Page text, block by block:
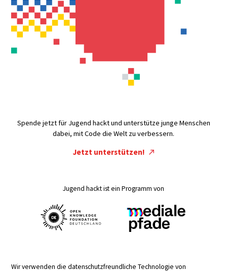
Spende jetzt für Jugend hackt und unterstütze junge Menschen
dabei, mit Code die Welt zu verbessern.
Jetzt unterstützen!
Jugend hackt ist ein Programm von
Wir verwenden die datenschutzfreundliche Technologie von